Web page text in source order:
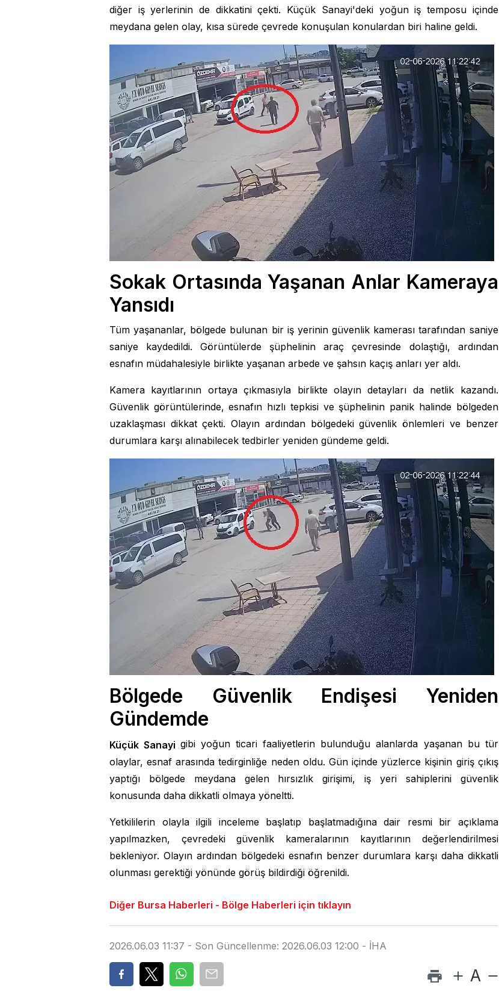
diğer iş yerlerinin de dikkatini çekti. Küçük Sanayi'deki yoğun iş temposu içinde
meydana gelen olay, kısa sürede çevrede konuşulan konulardan biri haline geldi.
Sokak Ortasında Yaşanan Anlar Kameraya
Yansıdı
Tüm yaşananlar, bölgede bulunan bir iş yerinin güvenlik kamerası tarafından saniye
saniye kaydedildi. Görüntülerde şüphelinin araç çevresinde dolaştığı, ardından
esnafın müdahalesiyle birlikte yaşanan arbede ve şahsın kaçış anları yer aldı.
Kamera kayıtlarının ortaya çıkmasıyla birlikte olayın detayları da netlik kazandı.
Güvenlik görüntülerinde, esnafın hızlı tepkisi ve şüphelinin panik halinde bölgeden
uzaklaşması dikkat çekti. Olayın ardından bölgedeki güvenlik önlemleri ve benzer
durumlara karşı alınabilecek tedbirler yeniden gündeme geldi.
Bölgede Güvenlik Endişesi Yeniden
Gündemde
Küçük Sanayigibi yoğun ticari faaliyetlerin bulunduğu alanlarda yaşanan bu tür
olaylar, esnaf arasında tedirginliğe neden oldu. Gün içinde yüzlerce kişinin giriş çıkış
yaptığı bölgede meydana gelen hırsızlık girişimi, iş yeri sahiplerini güvenlik
konusunda daha dikkatli olmaya yöneltti.
Yetkililerin olayla ilgili inceleme başlatıp başlatmadığına dair resmi bir açıklama
yapılmazken, çevredeki güvenlik kameralarının kayıtlarının değerlendirilmesi
bekleniyor. Olayın ardından bölgedeki esnafın benzer durumlara karşı daha dikkatli
olunması gerektiği yönünde görüş bildirdiği öğrenildi.
Diğer Bursa Haberleri - Bölge Haberleri için tıklayın
2026.06.03 11:37 - Son Güncellenme: 2026.06.03 12:00 - İHA
A